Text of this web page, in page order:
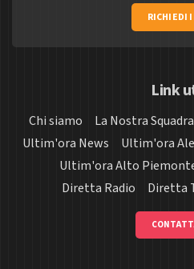
RICHIEDI
Link
Chi siamo La Nostra Squadra
Ultim'ora News
Ultim'ora
Ultim'ora Alto
Diretta Radio
Diretta